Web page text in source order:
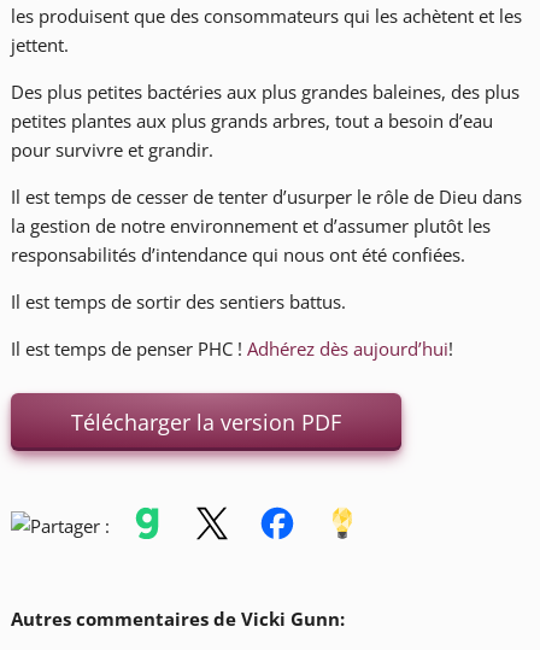
les produisent que des consommateurs qui les achètent et les
jettent.
Des plus petites bactéries aux plus grandes baleines, des plus
petites plantes aux plus grands arbres, tout a besoin d’eau
pour survivre et grandir.
Il est temps de cesser de tenter d’usurper le rôle de Dieu dans
la gestion de notre environnement et d’assumer plutôt les
responsabilités d’intendance qui nous ont été confiées.
Il est temps de sortir des sentiers battus.
Il est temps de penser PHC ! Adhérez dès aujourd’hui!
Télécharger la version PDF
Autres commentaires de Vicki Gunn: